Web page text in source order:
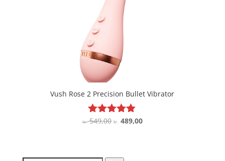
Vush Rose 2 Precision Bullet Vibrator
Vurderet
kr.549,00 Den
kr. 489,00Den